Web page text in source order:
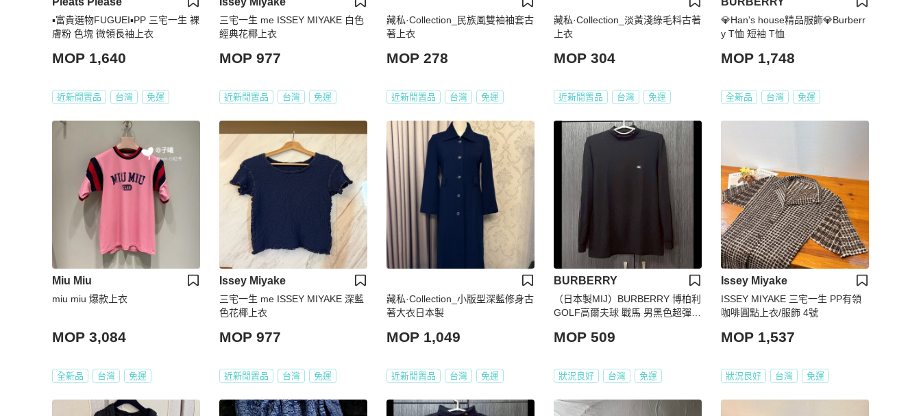
▪️富貴選物FUGUEI▪️PP 三宅一生 裸
膚粉 色塊 微領長袖上衣
MOP 1,640
近新閒置品 台灣 免運
三宅一生 me ISSEY MIYAKE 白色
經典花椰上衣
MOP 977
近新閒置品 台灣 免運
藏私·Collection_民族風雙袖袖套古
著上衣
MOP 278
近新閒置品 台灣 免運
藏私·Collection_淡黃淺綠毛料古著
上衣
MOP 304
近新閒置品 台灣 免運
💎Han's house精品服飾💎Burberr
y T恤 短袖 T恤
MOP 1,748
全新品 台灣 免運
Miu Miu
miu miu 爆款上衣
MOP 3,084
全新品 台灣 免運
Issey Miyake
三宅一生 me ISSEY MIYAKE 深藍
色花椰上衣
MOP 977
近新閒置品 台灣 免運
藏私·Collection_小版型深藍修身古
著大衣日本製
MOP 1,049
近新閒置品 台灣 免運
BURBERRY
（日本製MIJ）BURBERRY 博柏利
GOLF高爾夫球 戰馬 男黑色超彈性
MOP 509
狀況良好 台灣 免運
Issey Miyake
ISSEY MIYAKE 三宅一生 PP有領
咖啡圓點上衣/服飾 4號
MOP 1,537
狀況良好 台灣 免運